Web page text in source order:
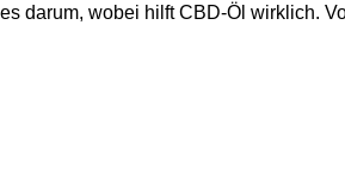
darum, wobei hilft CBD-Öl wirklich.